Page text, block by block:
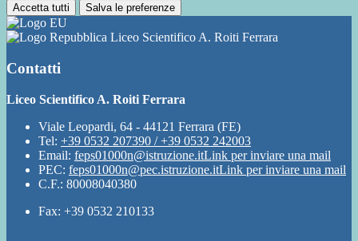
Accetta tutti Salva le preferenze
Liceo Scientifico A. Roiti Ferrara
Contatti
Liceo Scientifico A. Roiti Ferrara
Viale Leopardi, 64 - 44121 Ferrara (FE)
Tel: +39 0532 207390 / +39 0532 242003
Email: feps01000n@istruzione.itLink per inviare una mail
PEC: feps01000n@pec.istruzione.itLink per inviare una mail
C.F.: 80008040380
Fax: +39 0532 210133